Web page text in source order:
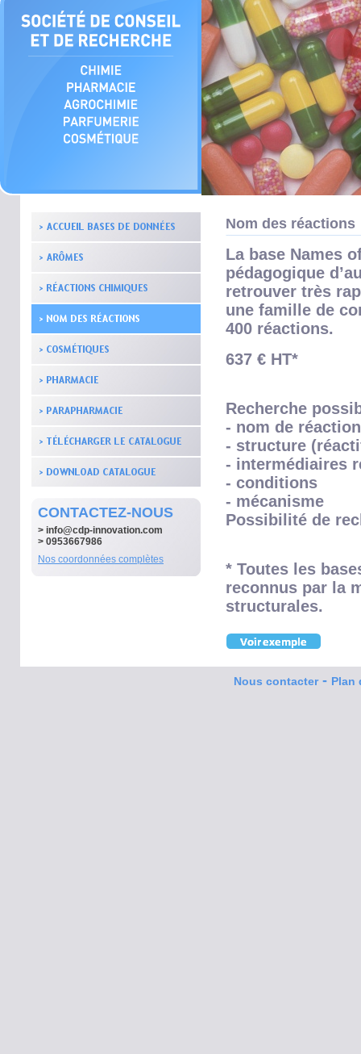
CONTACTEZ-NOUS
> info@cdp-innovation.com
> 0953667986
Nos coordonnées complètes
Nom des réactions
La base Names
pédagogique
retrouver très
une famille de
400 réactions.
637 € HT*
Recherche
- nom de réaction
- structure
- intermédiaires
- conditions
- mécanisme
Possibilité de
* Toutes les
reconnus par la
structurales.
Nous contacter- Plan